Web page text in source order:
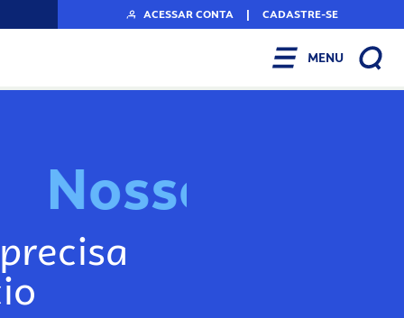
ACESSAR CONTA | CADASTRE-SE
MENU
Nosso